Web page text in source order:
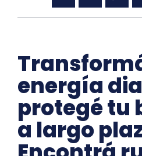
energía
protegé tu
a largo